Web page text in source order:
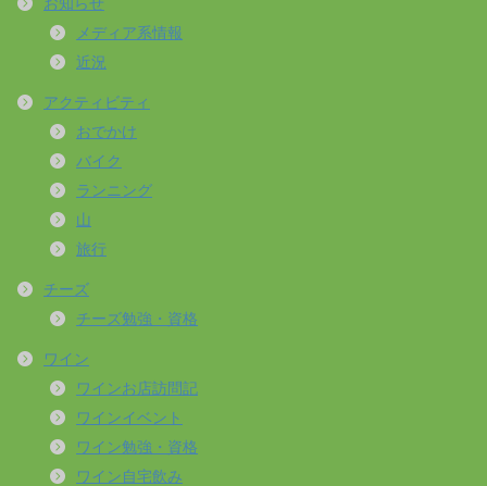
メディア系情報
近況
アクティビティ
おでかけ
バイク
ランニング
山
旅行
チーズ
チーズ勉強・資格
ワイン
ワインお店訪問記
ワインイベント
ワイン勉強・資格
ワイン自宅飲み